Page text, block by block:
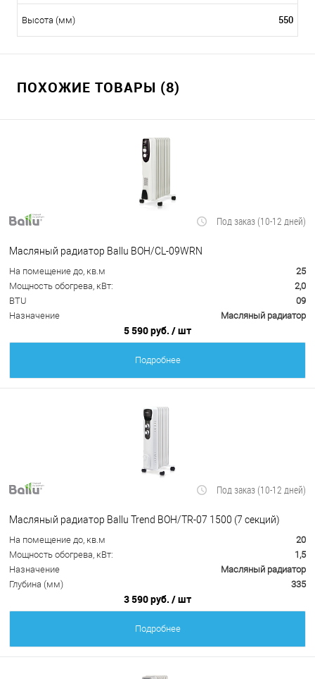
Высота (мм) 550
ПОХОЖИЕ ТОВАРЫ (8)
Под заказ (10-12 дней)
Масляный радиатор Ballu BOH/CL-09WRN
На помещение до, кв.м
25
Мощность обогрева, кВт:
2,0
BTU
09
Назначение
Масляный радиатор
5 590 руб. / шт
Подробнее
Под заказ (10-12 дней)
Масляный радиатор Ballu Trend BOH/TR-07 1500 (7 секций)
На помещение до, кв.м
20
Мощность обогрева, кВт:
1,5
Назначение
Масляный радиатор
Глубина (мм)
335
3 590 руб. / шт
Подробнее